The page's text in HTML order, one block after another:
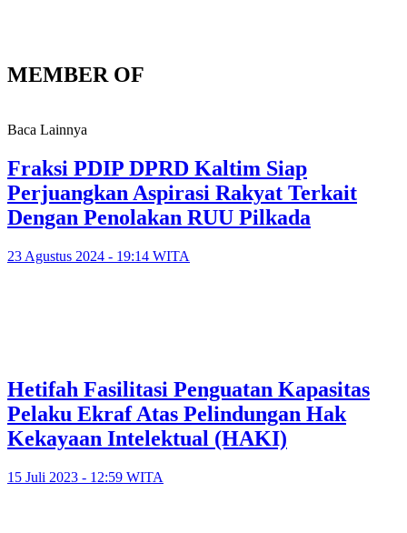
MEMBER OF
Baca Lainnya
Fraksi PDIP DPRD Kaltim Siap
Perjuangkan Aspirasi Rakyat Terkait
Dengan Penolakan RUU Pilkada
23 Agustus 2024 - 19:14 WITA
Hetifah Fasilitasi Penguatan Kapasitas
Pelaku Ekraf Atas Pelindungan Hak
Kekayaan Intelektual (HAKI)
15 Juli 2023 - 12:59 WITA